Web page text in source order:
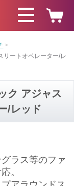
リートオペレーター/レ
ク アジャス
/レッド
ラス等のファ
。